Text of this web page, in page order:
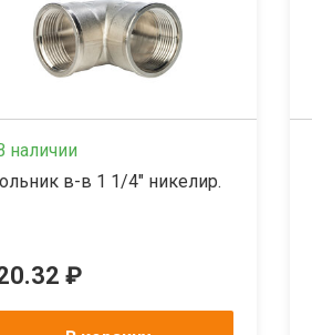
наличии
в-в 1 1/4" никелир.
₽